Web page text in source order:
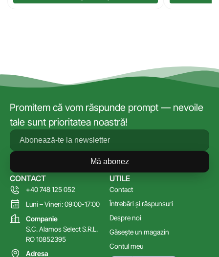
Promitem că vom răspunde prompt — nevoile
tale sunt prioritatea noastră!
Mă abonez
UTILE
Contact
Întrebări și răspunsuri
Despre noi
Găsește un magazin
Contul meu
CONTACT
+40 748 125 052
Luni – Vineri: 09:00-17:00
Companie
S.C. Alamos Select S.R.L.
RO 10852395
Adresa